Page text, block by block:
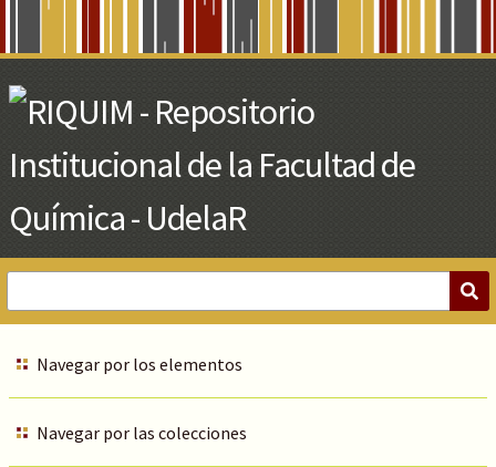
Main
Content
Navegar por los elementos
Navegar por las colecciones